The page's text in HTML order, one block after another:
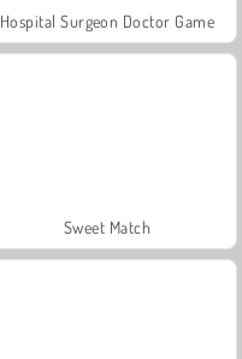
Hospital Surgeon Doctor Game
Sweet Match